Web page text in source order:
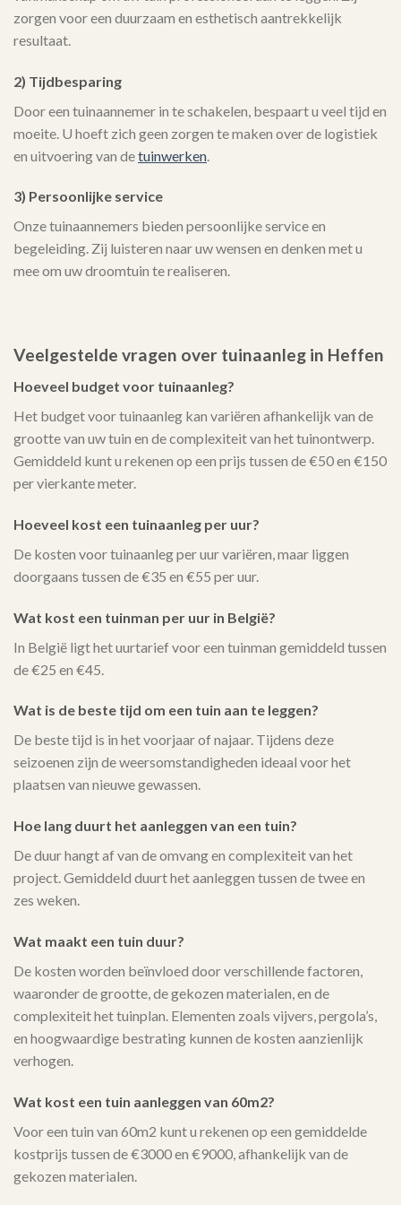
zorgen voor een duurzaam en esthetisch aantrekkelijk
resultaat.
2) Tijdbesparing
Door een tuinaannemer in te schakelen, bespaart u veel tijd en
moeite. U hoeft zich geen zorgen te maken over de logistiek
en uitvoering van detuinwerken
3) Persoonlijke service
Onze tuinaannemers bieden persoonlijke service en
begeleiding. Zij luisteren naar uw wensen en denken met u
mee om uw droomtuin te realiseren.
Veelgestelde vragen over tuinaanleg in Heffen
Hoeveel budget voor tuinaanleg?
Het budget voor tuinaanleg kan variëren afhankelijk van de
grootte van uw tuin en de complexiteit van het tuinontwerp.
Gemiddeld kunt u rekenen op een prijs tussen de €50 en €150
per vierkante meter.
Hoeveel kost een tuinaanleg per uur?
De kosten voor tuinaanleg per uur variëren, maar liggen
doorgaans tussen de €35 en €55 per uur.
Wat kost een tuinman per uur in België?
In België ligt het uurtarief voor een tuinman gemiddeld tussen
de €25 en €45.
Wat is de beste tijd om een tuin aan te leggen?
De beste tijd is in het voorjaar of najaar. Tijdens deze
seizoenen zijn de weersomstandigheden ideaal voor het
plaatsen van nieuwe gewassen.
Hoe lang duurt het aanleggen van een tuin?
De duur hangt af van de omvang en complexiteit van het
project. Gemiddeld duurt het aanleggen tussen de twee en
zes weken.
Wat maakt een tuin duur?
De kosten worden beïnvloed door verschillende factoren,
waaronder de grootte, de gekozen materialen, en de
complexiteit het tuinplan. Elementen zoals vijvers, pergola’s,
en hoogwaardige bestrating kunnen de kosten aanzienlijk
verhogen.
Wat kost een tuin aanleggen van 60m2?
Voor een tuin van 60m2 kunt u rekenen op een gemiddelde
kostprijs tussen de €3000 en €9000, afhankelijk van de
gekozen materialen.